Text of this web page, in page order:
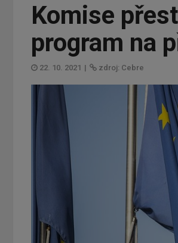
Komise
program na
22. 10. 2021 | zdroj: Cebre